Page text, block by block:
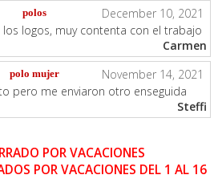
polos
December 10, 2021
logos, muy contenta con el trabajo
Carmen
polo mujer
November 14, 2021
pero me enviaron otro enseguida
Steffi
POR VACACIONES
POR VACACIONES DEL 1 AL 16